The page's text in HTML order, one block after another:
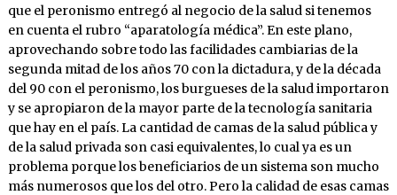
que el peronismo entregó al negocio de la salud si tenemos
en cuenta el rubro “aparatología médica”. En este plano,
aprovechando sobre todo las facilidades cambiarias de la
segunda mitad de los años 70 con la dictadura, y de la década
del 90 con el peronismo, los burgueses de la salud importaron
y se apropiaron de la mayor parte de la tecnología sanitaria
que hay en el país. La cantidad de camas de la salud pública y
de la salud privada son casi equivalentes, lo cual ya es un
problema porque los beneficiarios de un sistema son mucho
más numerosos que los del otro. Pero la calidad de esas camas